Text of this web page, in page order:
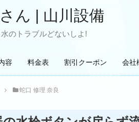
ん | 山川設備
のトラブルどないしよ!
容 料金表 割引クーポン 会社
蛇口 修理 奈良